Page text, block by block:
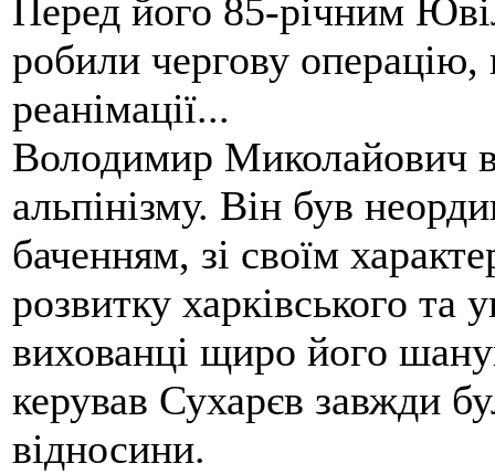
Перед його 85-річним
робили чергову операцію,
реанімації...
Володимир Миколайович
альпінізму. Він був
баченням, зі своїм
розвитку харківського та
вихованці щиро його
керував Сухарєв завжди
відносини.